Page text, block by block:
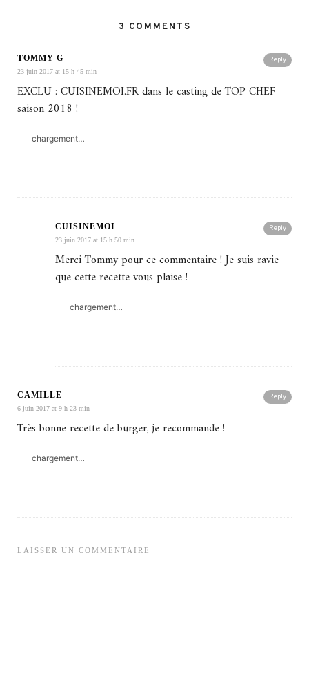
3 COMMENTS
Reply
TOMMY G
23 juin 2017 at 15 h 45 min
EXCLU : CUISINEMOI.FR dans le casting de TOP CHEF
saison 2018 !
chargement…
Reply
CUISINEMOI
23 juin 2017 at 15 h 50 min
Merci Tommy pour ce commentaire ! Je suis ravie
que cette recette vous plaise !
chargement…
Reply
CAMILLE
6 juin 2017 at 9 h 23 min
Très bonne recette de burger, je recommande !
chargement…
LAISSER UN COMMENTAIRE